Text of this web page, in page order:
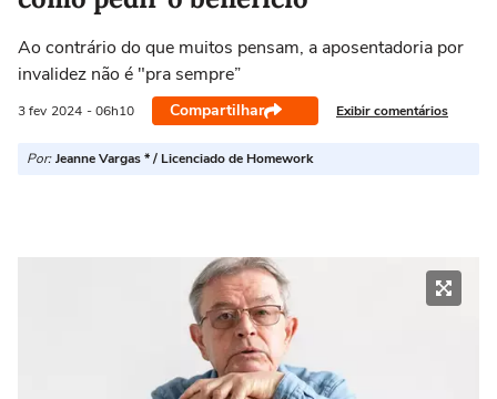
Ao contrário do que muitos pensam, a aposentadoria por
invalidez não é "pra sempre”
3 fev 2024 - 06h10 Compartilhar Exibir comentários
Por: Jeanne Vargas * / Licenciado de Homework